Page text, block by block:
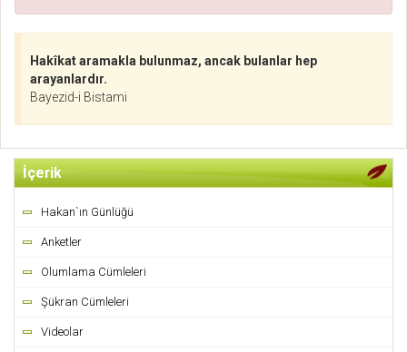
Hakîkat aramakla bulunmaz, ancak bulanlar hep
arayanlardır.
Bayezid-i Bistami
İçerik
Hakan`ın Günlüğü
Anketler
Olumlama Cümleleri
Şükran Cümleleri
Videolar